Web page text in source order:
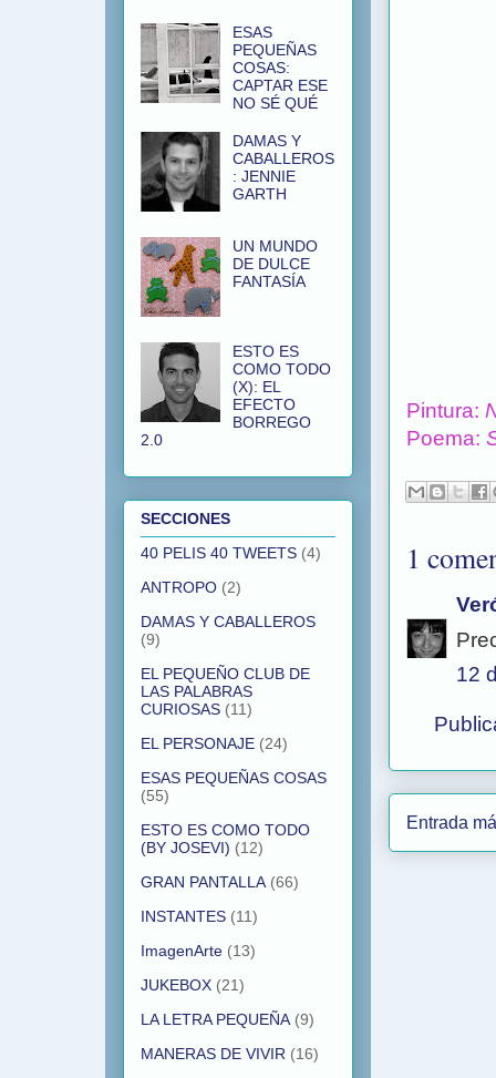
Pintura:
Poema:
1
12
Entrada
ESAS
PEQUEÑAS
COSAS:
CAPTAR ESE
NO SÉ QUÉ
DAMAS Y
CABALLEROS
: JENNIE
GARTH
UN MUNDO
DE DULCE
FANTASÍA
ESTO ES
COMO TODO
(X): EL
EFECTO
BORREGO
2.0
SECCIONES
40 PELIS 40 TWEETS (4)
ANTROPO (2)
DAMAS Y CABALLEROS
(9)
EL PEQUEÑO CLUB DE
LAS PALABRAS
CURIOSAS (11)
EL PERSONAJE (24)
ESAS PEQUEÑAS COSAS
(55)
ESTO ES COMO TODO
(BY JOSEVI) (12)
GRAN PANTALLA (66)
INSTANTES (11)
ImagenArte (13)
JUKEBOX (21)
LA LETRA PEQUEÑA (9)
MANERAS DE VIVIR (16)